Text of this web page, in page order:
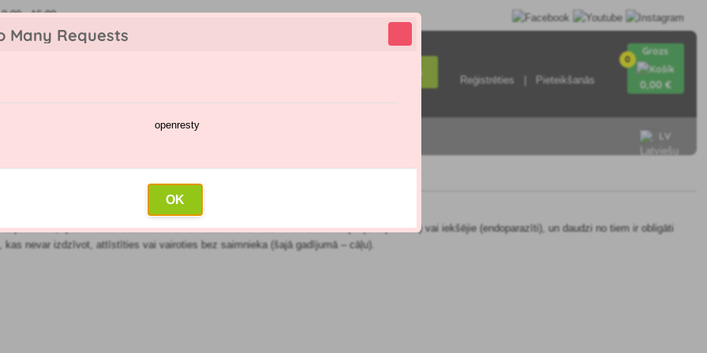
Many Requests
openresty
OK
- 16:00
Meklēšana
Reģistrēties Pieteikšanās
0
Grozs
0,00 €
LV
problēma, īpaši mazās saimniecībās un mazākās fermās. Tie var būt ārējie (ektoparazīti) vai iekšējie (endoparazīti), un daudzi no tiem ir obligāti
kas nevar izdzīvot, attīstīties vai vairoties bez saimnieka (šajā gadījumā – cāļu).